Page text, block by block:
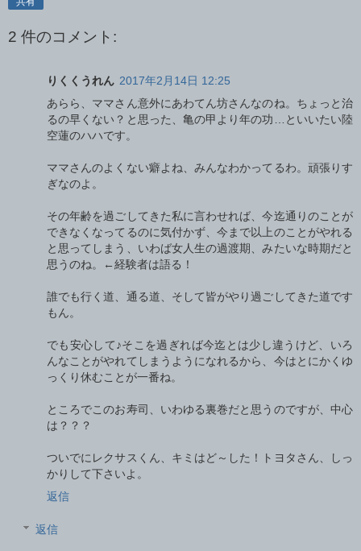
2 件のコメント:
りくくうれん 2017年2月14日 12:25
あらら、ママさん意外にあわてん坊さんなのね。ちょっと治
るの早くない？と思った、亀の甲より年の功…といいたい陸
空蓮のハハです。
ママさんのよくない癖よね、みんなわかってるわ。頑張りす
ぎなのよ。
その年齢を過ごしてきた私に言わせれば、今迄通りのことが
できなくなってるのに気付かず、今まで以上のことがやれる
と思ってしまう、いわば女人生の過渡期、みたいな時期だと
思うのね。←経験者は語る！
誰でも行く道、通る道、そして皆がやり過ごしてきた道です
もん。
でも安心して♪そこを過ぎれば今迄とは少し違うけど、いろ
んなことがやれてしまうようになれるから、今はとにかくゆ
っくり休むことが一番ね。
ところでこのお寿司、いわゆる裏巻だと思うのですが、中心
は？？？
ついでにレクサスくん、キミはど～した！トヨタさん、しっ
かりして下さいよ。
返信
返信